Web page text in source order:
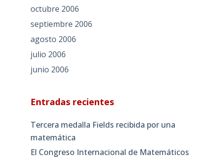
octubre 2006
septiembre 2006
agosto 2006
julio 2006
junio 2006
Entradas recientes
Tercera medalla Fields recibida por una
matemática
El Congreso Internacional de Matemáticos